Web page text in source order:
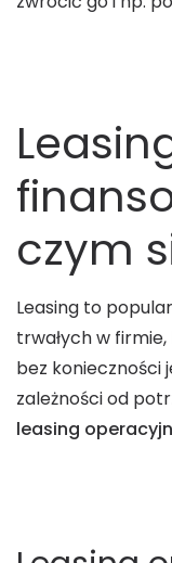
czym
Leasing to
trwałych w
bez konieczności
zależności od
leasing